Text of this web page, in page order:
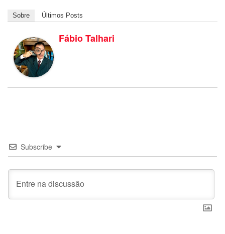
Sobre Últimos Posts
Fábio Talhari
Subscribe